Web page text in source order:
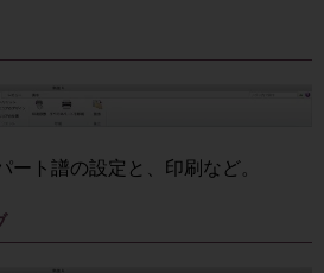
ート譜の設定と、印刷など。